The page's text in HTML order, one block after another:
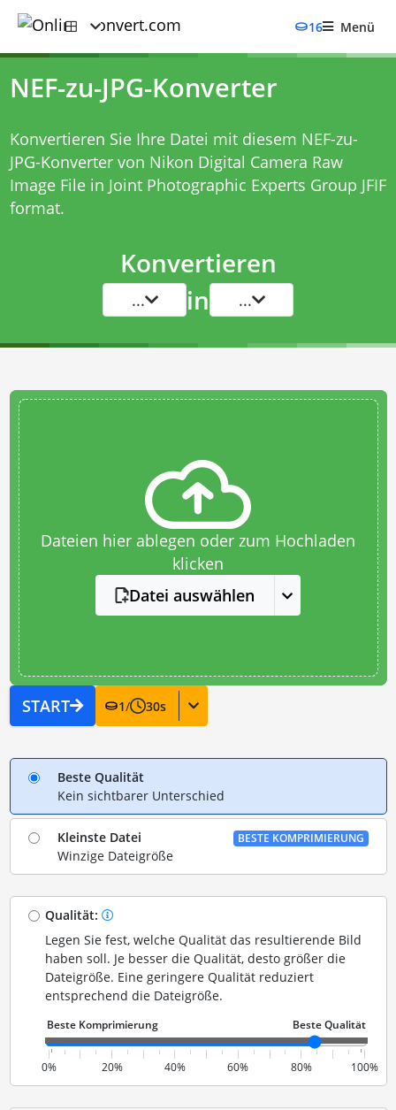
16 Menü
NEF-zu-JPG-Konverter
Konvertieren Sie Ihre Datei mit diesem NEF-zu-
JPG-Konvertervon Nikon Digital Camera Raw
Image File in Joint Photographic Experts Group JFIF
format.
Konvertieren
... in ...
Dateien hier ablegen oder zum Hochladen
klicken
Datei auswählen
START 1/ 30s
Beste Qualität
Kein sichtbarer Unterschied
Kleinste Datei
Winzige Dateigröße
BESTE KOMPRIMIERUNG
Qualität:
Legen Sie fest, welche Qualität das resultierende Bild
haben soll. Je besser die Qualität, desto größer die
Dateigröße. Eine geringere Qualität reduziert
entsprechend die Dateigröße.
0% 20% 40% 60% 80% 100%